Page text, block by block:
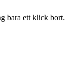
bara ett klick bort.